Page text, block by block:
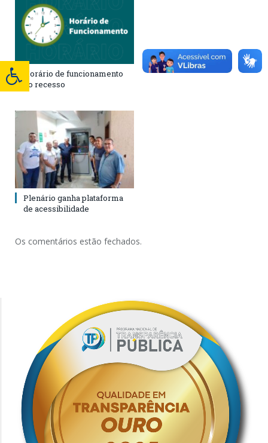
Horário de funcionamento
no recesso
Plenário ganha plataforma
de acessibilidade
Os comentários estão fechados.